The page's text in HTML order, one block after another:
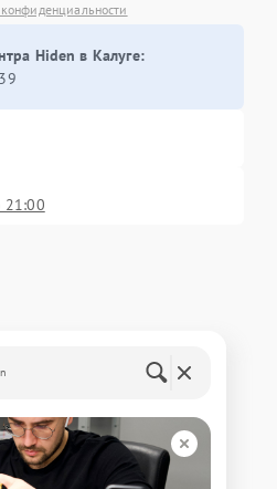
Hiden в Калуге:
21:00